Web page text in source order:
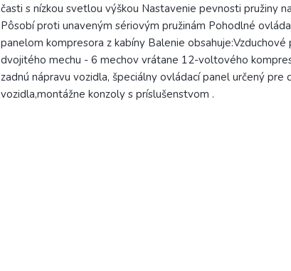
časti s nízkou svetlou výškou Nastavenie pevnosti pružiny
Pôsobí proti unaveným sériovým pružinám Pohodlné
panelom kompresora z kabíny Balenie obsahuje:Vzduchové
dvojitého mechu - 6 mechov vrátane 12-voltového
zadnú nápravu vozidla, špeciálny ovládací panel určený pre
vozidla,montážne konzoly s príslušenstvom .